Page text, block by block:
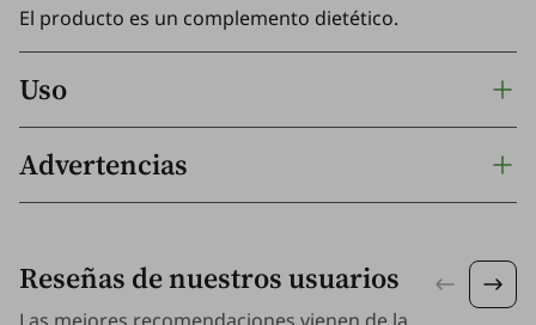
El producto es un complemento dietético.
Uso
Advertencias
Reseñas de nuestros usuarios